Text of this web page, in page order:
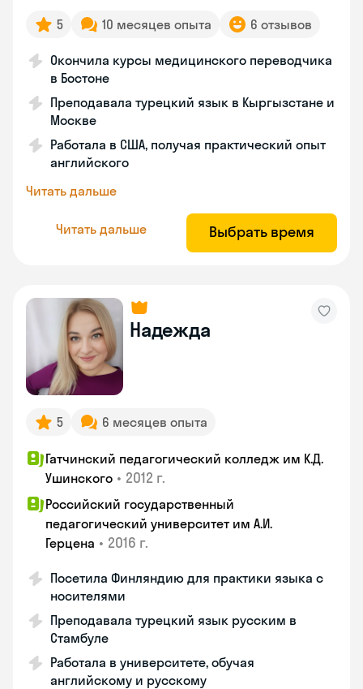
5 10 месяцев опыта 6 отзывов
Окончила курсы медицинского переводчика
в Бостоне
Преподавала турецкий язык в Кыргызстане и
Москве
Работала в США, получая практический опыт
английского
Читать дальше
Читать дальше Выбрать время
Надежда
5 6 месяцев опыта
Гатчинский педагогический колледж им К.Д.
Ушинского • 2012 г.
Российский государственный
педагогический университет им А.И.
Герцена • 2016 г.
Посетила Финляндию для практики языка с
носителями
Преподавала турецкий язык русским в
Стамбуле
Работала в университете, обучая
английскому и русскому